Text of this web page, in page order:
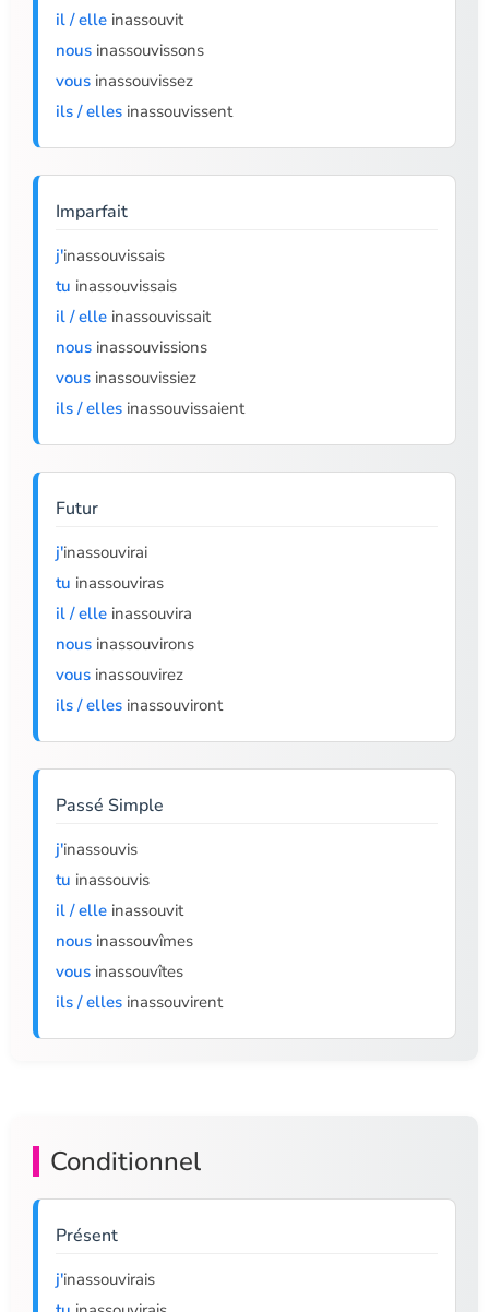
il / elle inassouvit
nous inassouvissons
vous inassouvissez
ils / elles inassouvissent
Imparfait
j'inassouvissais
tu inassouvissais
il / elle inassouvissait
nous inassouvissions
vous inassouvissiez
ils / elles inassouvissaient
Futur
j'inassouvirai
tu inassouviras
il / elle inassouvira
nous inassouvirons
vous inassouvirez
ils / elles inassouviront
Passé Simple
j'inassouvis
tu inassouvis
il / elle inassouvit
nous inassouvîmes
vous inassouvîtes
ils / elles inassouvirent
Conditionnel
Présent
j'inassouvirais